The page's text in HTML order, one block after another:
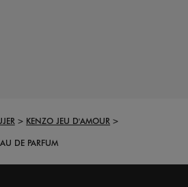
KENZO JEU D'AMOUR
DE PARFUM